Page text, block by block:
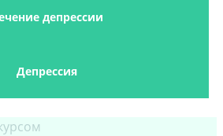
депрессии
Депрессия